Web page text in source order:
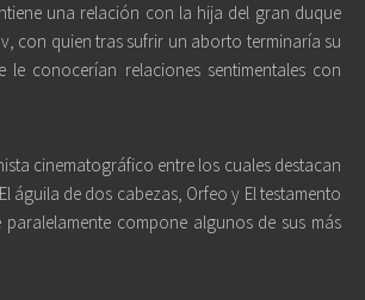
una relación con la hija del gran duque
con quien tras sufrir un aborto terminaría su
conocerían relaciones sentimentales con
cinematográfico entre los cuales destacan
águila de dos cabezas, Orfeo y El testamento
compone algunos de sus más